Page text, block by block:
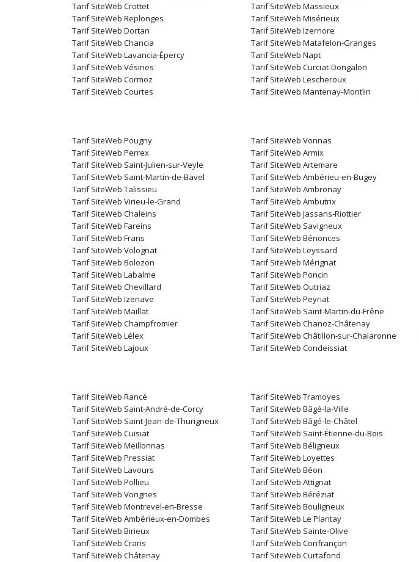
Tarif SiteWeb Crottet
Tarif SiteWeb Replonges
Tarif SiteWeb Massieux
Tarif SiteWeb Misérieux
Tarif SiteWeb Dortan
Tarif SiteWeb Chancia
Tarif SiteWeb Lavancia-Épercy
Tarif SiteWeb Izernore
Tarif SiteWeb Matafelon-Granges
Tarif SiteWeb Napt
Tarif SiteWeb Vésines
Tarif SiteWeb Cormoz
Tarif SiteWeb Courtes
Tarif SiteWeb Curciat-Dongalon
Tarif SiteWeb Lescheroux
Tarif SiteWeb Mantenay-Montlin
Tarif SiteWeb Pougny
Tarif SiteWeb Perrex
Tarif SiteWeb Saint-Julien-sur-Veyle
Tarif SiteWeb Vonnas
Tarif SiteWeb Armix
Tarif SiteWeb Artemare
Tarif SiteWeb Saint-Martin-de-Bavel
Tarif SiteWeb Talissieu
Tarif SiteWeb Virieu-le-Grand
Tarif SiteWeb Ambérieu-en-Bugey
Tarif SiteWeb Ambronay
Tarif SiteWeb Ambutrix
Tarif SiteWeb Chaleins
Tarif SiteWeb Fareins
Tarif SiteWeb Frans
Tarif SiteWeb Jassans-Riottier
Tarif SiteWeb Savigneux
Tarif SiteWeb Bénonces
Tarif SiteWeb Volognat
Tarif SiteWeb Bolozon
Tarif SiteWeb Labalme
Tarif SiteWeb Leyssard
Tarif SiteWeb Mérignat
Tarif SiteWeb Poncin
Tarif SiteWeb Chevillard
Tarif SiteWeb Izenave
Tarif SiteWeb Maillat
Tarif SiteWeb Outriaz
Tarif SiteWeb Peyriat
Tarif SiteWeb Saint-Martin-du-Frêne
Tarif SiteWeb Champfromier
Tarif SiteWeb Lélex
Tarif SiteWeb Lajoux
Tarif SiteWeb Chanoz-Châtenay
Tarif SiteWeb Châtillon-sur-Chalaronne
Tarif SiteWeb Condeissiat
Tarif SiteWeb Rancé
Tarif SiteWeb Saint-André-de-Corcy
Tarif SiteWeb Saint-Jean-de-Thurigneux
Tarif SiteWeb Tramoyes
Tarif SiteWeb Bâgé-la-Ville
Tarif SiteWeb Bâgé-le-Châtel
Tarif SiteWeb Cuisiat
Tarif SiteWeb Meillonnas
Tarif SiteWeb Pressiat
Tarif SiteWeb Saint-Étienne-du-Bois
Tarif SiteWeb Béligneux
Tarif SiteWeb Loyettes
Tarif SiteWeb Lavours
Tarif SiteWeb Pollieu
Tarif SiteWeb Vongnes
Tarif SiteWeb Béon
Tarif SiteWeb Attignat
Tarif SiteWeb Béréziat
Tarif SiteWeb Montrevel-en-Bresse
Tarif SiteWeb Ambérieux-en-Dombes
Tarif SiteWeb Birieux
Tarif SiteWeb Bouligneux
Tarif SiteWeb Le Plantay
Tarif SiteWeb Sainte-Olive
Tarif SiteWeb Crans
Tarif SiteWeb Châtenay
Tarif SiteWeb Confrançon
Tarif SiteWeb Curtafond